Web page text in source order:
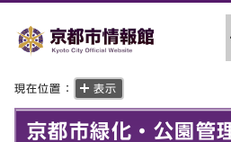
現在位置： 表示
京都市緑化・公園管